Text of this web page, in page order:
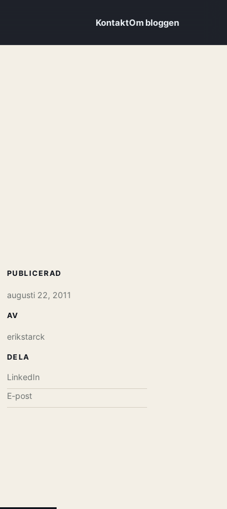
KontaktOm bloggen
PUBLICERAD
augusti 22, 2011
AV
erikstarck
DELA
LinkedIn
E-post